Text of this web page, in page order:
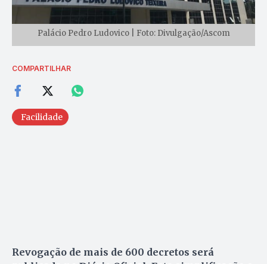
Palácio Pedro Ludovico | Foto: Divulgação/Ascom
COMPARTILHAR
Facilidade
Revogação de mais de 600 decretos será